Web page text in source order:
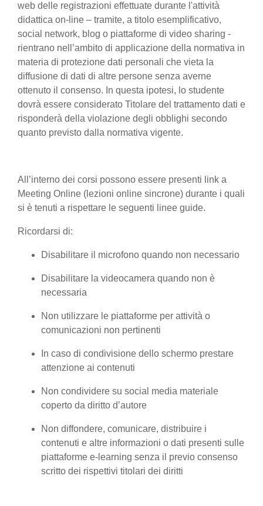
web delle registrazioni effettuate durante l'attività
didattica on-line – tramite, a titolo esemplificativo,
social network, blog o piattaforme di video sharing -
rientrano nell’ambito di applicazione della normativa in
materia di protezione dati personali che vieta la
diffusione di dati di altre persone senza averne
ottenuto il consenso. In questa ipotesi, lo studente
dovrà essere considerato Titolare del trattamento dati e
risponderà della violazione degli obblighi secondo
quanto previsto dalla normativa vigente.
All’interno dei corsi possono essere presenti link a
Meeting Online (lezioni online sincrone) durante i quali
si è tenuti a rispettare le seguenti linee guide.
Ricordarsi di:
Disabilitare il microfono quando non necessario
Disabilitare la videocamera quando non è
necessaria
Non utilizzare le piattaforme per attività o
comunicazioni non pertinenti
In caso di condivisione dello schermo prestare
attenzione ai contenuti
Non condividere su social media materiale
coperto da diritto d’autore
Non diffondere, comunicare, distribuire i
contenuti e altre informazioni o dati presenti sulle
piattaforme e-learning senza il previo consenso
scritto dei rispettivi titolari dei diritti